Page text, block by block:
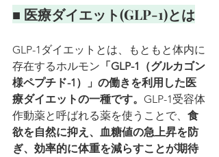
■ 医療ダイエット(GLP-1)とは
GLP-1ダイエットとは、もともと体内に
存在するホルモン 「GLP-1（グルカゴン
様ペプチド-1）」の働きを利用した医
療ダイエットの一種です。 GLP-1受容体
作動薬と呼ばれる薬を使うことで、 食
欲を自然に抑え、血糖値の急上昇を防
ぎ、効率的に体重を減らすことが期待